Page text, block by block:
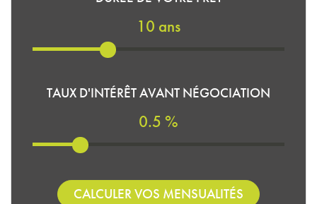
10 ans
TAUX D'INTÉRÊT AVANT NÉGOCIATION
0.5 %
CALCULER VOS MENSUALITÉS